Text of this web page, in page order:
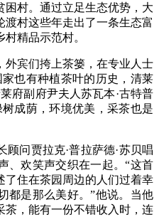
村。通过立足生态优势，大
村这些年走出了一条生态富
精品示范村。
宾们挎上茶篓，在专业人士
也有种植茶叶的历史，清莱
府副府尹夫人苏瓦本·古特普
成荫，环境优美，采茶也是
问贾拉克·普拉萨德·苏贝唱
、欢笑声交织在一起。“这首
了住在茶园周边的人们过着幸
都是那么美好。”他说。当他
茶，能有一份不错收入时，连